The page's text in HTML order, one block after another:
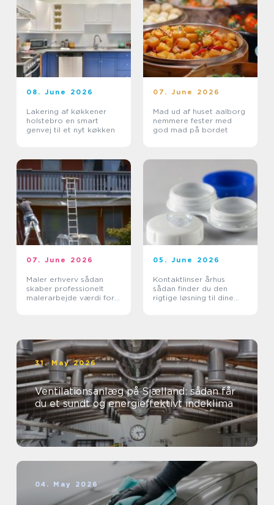
08. June 2026
Lakering af køkkener
holstebro en smart
genvej til et nyt køkken
07. June 2026
Mad ud af huset aalborg
nemmere fester med
god mad på bordet
07. June 2026
Maler erhverv sådan
skaber professionelt
malerarbejde værdi for
05. June 2026
Kontaktlinser århus
sådan finder du den
rigtige løsning til dine
31. May 2026
Ventilationsanlæg på Sjælland: sådan får
du et sundt og energieffektivt indeklima
04. May 2026